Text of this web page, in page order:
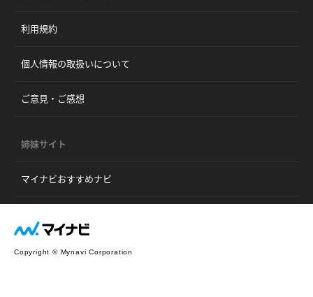
利用規約
個人情報の取扱いについて
ご意見・ご感想
姉妹サイト
マイナビおすすめナビ
Copyright © Mynavi Corporation